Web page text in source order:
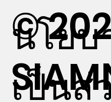
©
นโย
เป็นส่